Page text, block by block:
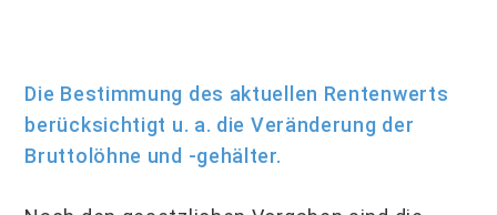
Die Bestimmung des aktuellen Rentenwerts
berücksichtigt u. a. die Veränderung der
Bruttolöhne und -gehälter.